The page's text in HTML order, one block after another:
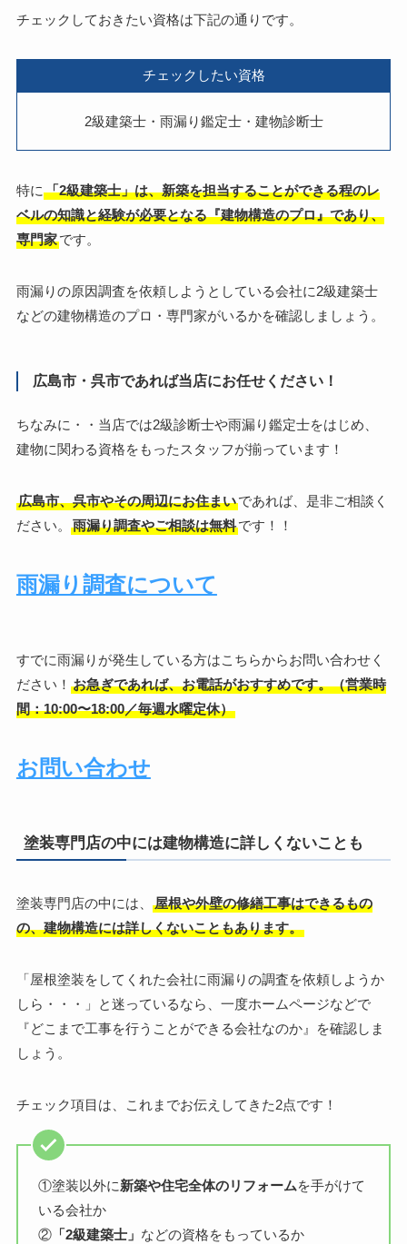
チェックしておきたい資格は下記の通りです。
チェックしたい資格
2級建築士・雨漏り鑑定士・建物診断士
特に「2級建築士」は、新築を担当することができる程のレ
ベルの知識と経験が必要となる『建物構造のプロ』であり、
専門家です。
雨漏りの原因調査を依頼しようとしている会社に2級建築士
などの建物構造のプロ・専門家がいるかを確認しましょう。
広島市・呉市であれば当店にお任せください！
ちなみに・・当店では2級診断士や雨漏り鑑定士をはじめ、
建物に関わる資格をもったスタッフが揃っています！
広島市、呉市やその周辺にお住まいであれば、是非ご相談く
ださい。
雨漏り調査やご相談は無料です！！
雨漏り調査について
すでに雨漏りが発生している方はこちらからお問い合わせく
ださい！ お急ぎであれば、お電話がおすすめです。（営業時
間：10:00〜18:00／毎週水曜定休）
お問い合わせ
塗装専門店の中には建物構造に詳しくないことも
塗装専門店の中には、
屋根や外壁の修繕工事はできるもの
の、建物構造には詳しくないこともあります。
「屋根塗装をしてくれた会社に雨漏りの調査を依頼しようか
しら・・・」と迷っているなら、一度ホームページなどで
『どこまで工事を行うことができる会社なのか』を確認しま
しょう。
チェック項目は、これまでお伝えしてきた2点です！
①塗装以外に新築や住宅全体のリフォームを手がけて
いる会社か
② 「2級建築士」 などの資格をもっているか